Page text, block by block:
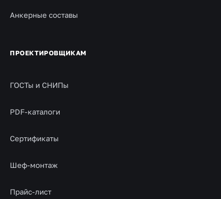
Анкерные составы
ПРОЕКТИРОВЩИКАМ
ГОСТы и СНИПы
PDF-каталоги
Сертификаты
Шеф-монтаж
Прайс-лист